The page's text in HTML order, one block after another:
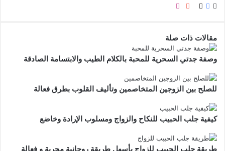
موقعفيسبوكلينكدإن
صور يوتيوب
بينتيريست
مقالات ذات صلة
وصفة جدتي السحرية للمحبة بالكلام الطيب والابتسامة الصادقة
للصلح بين الزوجين المتخاصمين وتأليف القلوب بطرق فعالة
كيفية جلب الحبيب للنكاح والزواج ومسلوب الإرادة وخاضع
طريقة جلب الحبيب للزواج بأسهل طريقة روحانية مجربة و فعالة